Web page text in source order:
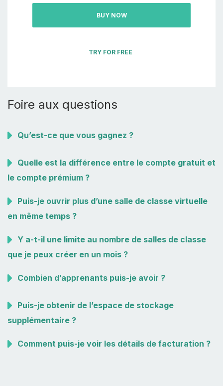
BUY NOW
TRY FOR FREE
Foire aux questions
Qu’est-ce que vous gagnez ?
Quelle est la différence entre le compte gratuit et
le compte prémium ?
Puis-je ouvrir plus d’une salle de classe virtuelle
en même temps ?
Y a-t-il une limite au nombre de salles de classe
que je peux créer en un mois ?
Combien d’apprenants puis-je avoir ?
Puis-je obtenir de l’espace de stockage
supplémentaire ?
Comment puis-je voir les détails de facturation ?